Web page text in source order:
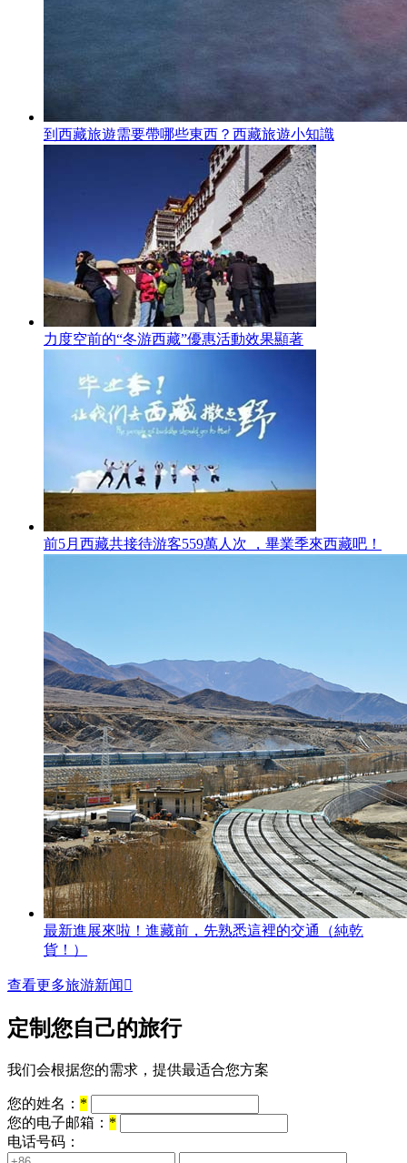
到西藏旅遊需要帶哪些東西？西藏旅遊小知識
力度空前的“冬游西藏”優惠活動效果顯著
前5月西藏共接待游客559萬人次 ，畢業季來西藏吧！
最新進展來啦！進藏前，先熟悉這裡的交通（純乾
貨！）
查看更多旅游新闻 
定制您自己的旅行
我们会根据您的需求，提供最适合您方案
您的姓名： *
您的电子邮箱： *
电话号码：